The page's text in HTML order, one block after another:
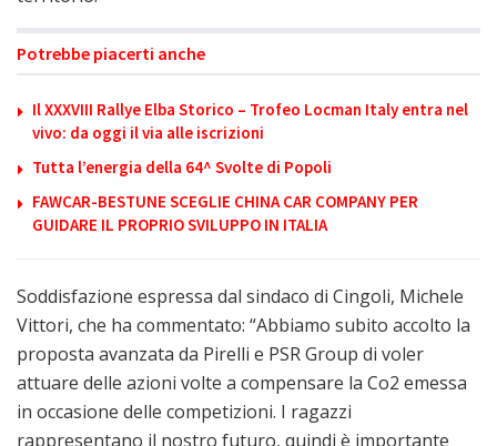
Potrebbe piacerti anche
Il XXXVIII Rallye Elba Storico – Trofeo Locman Italy entra nel
vivo: da oggi il via alle iscrizioni
Tutta l’energia della 64^ Svolte di Popoli
FAWCAR-BESTUNE SCEGLIE CHINA CAR COMPANY PER
GUIDARE IL PROPRIO SVILUPPO IN ITALIA
Soddisfazione espressa dal sindaco di Cingoli, Michele
Vittori, che ha commentato: “Abbiamo subito accolto la
proposta avanzata da Pirelli e PSR Group di voler
attuare delle azioni volte a compensare la Co2 emessa
in occasione delle competizioni. I ragazzi
rappresentano il nostro futuro, quindi è importante